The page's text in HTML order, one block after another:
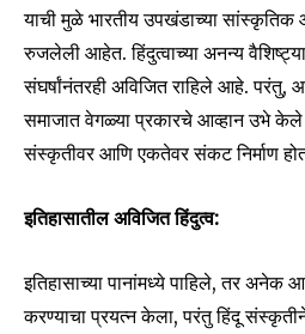
याची मुळे भारतीय उपखंडाच्या
रुजलेली आहेत. हिंदुत्वाच्या अनन्य
संघर्षांनंतरही अविजित राहिले आहे. परंतु,
समाजात वेगळ्या प्रकारचे आव्हान उभे
संस्कृतीवर आणि एकतेवर संकट निर्माण
इतिहासातील अविजित हिंदुत्व:
इतिहासाच्या पानांमध्ये पाहिले, तर अनेक
करण्याचा प्रयत्न केला, परंतु हिंदू